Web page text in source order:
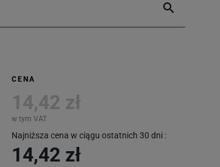

CENA
14,42 zł
w tym VAT
Najniższa cena w ciągu ostatnich 30 dni :
14,42 zł